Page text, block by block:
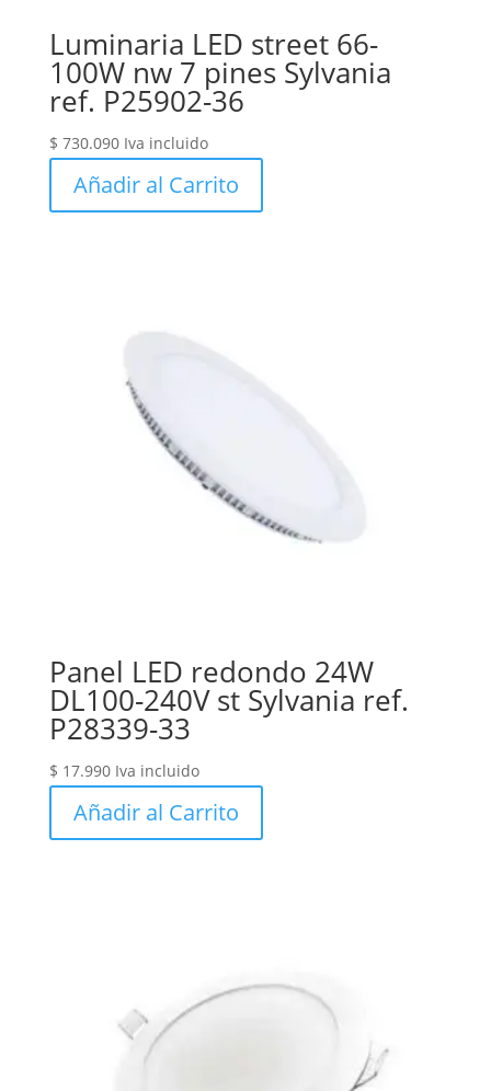
Luminaria LED street 66-
100W nw 7 pines Sylvania
ref. P25902-36
$ 730.090 Iva incluido
Añadir al Carrito
Panel LED redondo 24W
DL100-240V st Sylvania ref.
P28339-33
$ 17.990 Iva incluido
Añadir al Carrito